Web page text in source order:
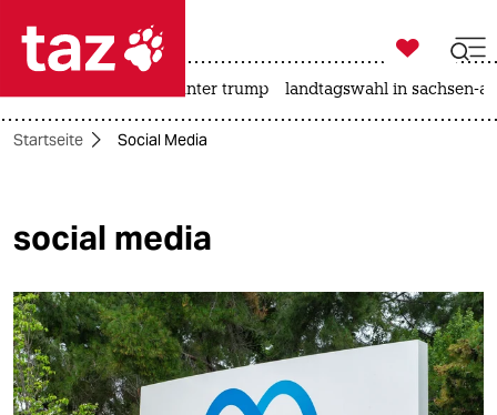
 taz zahl ich
taz zahl ich
politik
öko
gesellschaft
kultur

taz zahl ich
usa unter trump landtagswahl in sachsen-
Startseite Social Media
social media